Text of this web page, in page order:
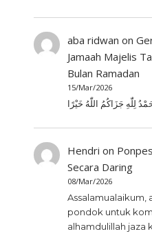
aba ridwan on
Jamaah Majelis
Bulan Ramadan
15/Mar/2026
لِلّٰهِ جَزَاكُمُ اللّٰهُ خَيْرًا
Hendri on
Secara Daring
08/Mar/2026
Assalamualaikum,
pondok untuk
alhamdulillah jaza